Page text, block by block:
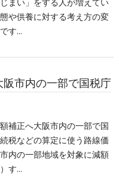
まい」をする人が増えてい
や供養に対する考え方の変
す…
市内の一部で国税庁
補正へ大阪市内の一部で国
税などの算定に使う路線価
内の一部地域を対象に減額
す…